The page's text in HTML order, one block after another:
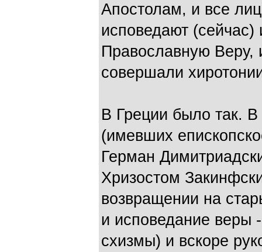
Апостолам, и все
исповедают
Православную Веру,
совершали
В Греции было так. В
(имевших
Герман
Хризостом
возвращении на
и исповедание веры
схизмы) и вскоре